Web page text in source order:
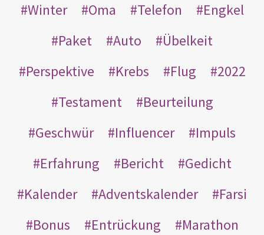
Winter
Oma Telefon
Engkel
Paket
Auto
Übelkeit
Perspektive
Krebs Flug
2022
Testament
Beurteilung
Geschwür
Influencer
Impuls
Erfahrung
Bericht
Gedicht
Kalender
Adventskalender
Farsi
Bonus
Entrückung
Marathon